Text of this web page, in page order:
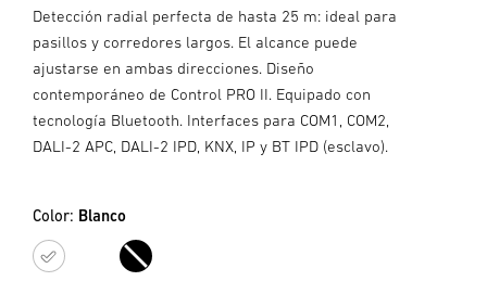
Detección radial perfecta de hasta 25 m: ideal para
pasillos y corredores largos. El alcance puede
ajustarse en ambas direcciones. Diseño
contemporáneo de Control PRO II. Equipado con
tecnología Bluetooth. Interfaces para COM1, COM2,
DALI-2 APC, DALI-2 IPD, KNX, IP y BT IPD (esclavo).
Color: Blanco
BlancoNegro